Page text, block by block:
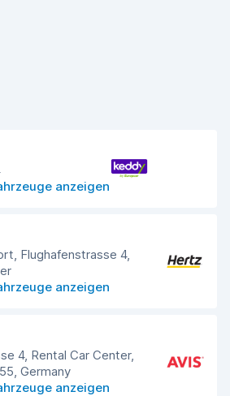
anzeigen
Flughafenstrasse 4,
anzeigen
4, Rental Car Center,
Germany
anzeigen